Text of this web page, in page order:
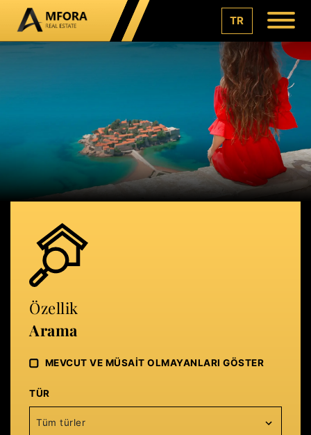
TR
Özellik
Arama
MEVCUT VE MÜSAIT OLMAYANLARI GÖSTER
TÜR
Tüm türler